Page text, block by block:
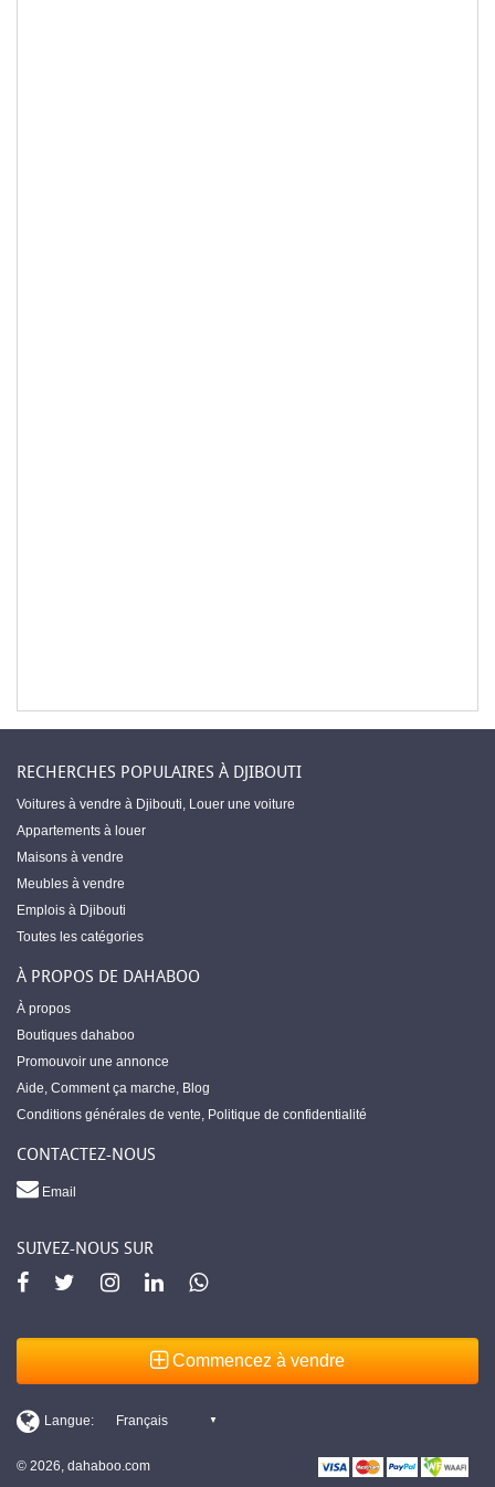
RECHERCHES POPULAIRES À DJIBOUTI
Voitures à vendre à Djibouti, Louer une voiture
Appartements à louer
Maisons à vendre
Meubles à vendre
Emplois à Djibouti
Toutes les catégories
À PROPOS DE DAHABOO
À propos
Boutiques dahaboo
Promouvoir une annonce
Aide, Comment ça marche, Blog
Conditions générales de vente, Politique de confidentialité
CONTACTEZ-NOUS
Email
SUIVEZ-NOUS SUR
Commencez à vendre
© 2026, dahaboo.com